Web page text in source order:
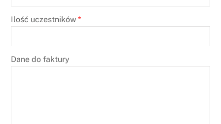
Ilość uczestników*
Dane do faktury